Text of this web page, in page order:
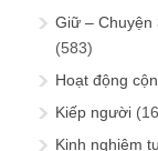
Giữ – Chuyện
(583)
Hoạt động
Kiếp người
Kinh nghiệm